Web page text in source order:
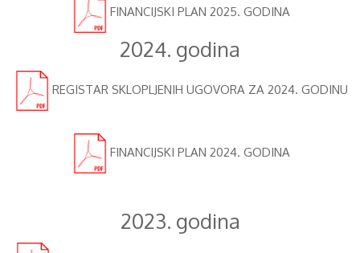
FINANCIJSKI PLAN 2025. GODINA
2024. godina
REGISTAR SKLOPLJENIH UGOVORA ZA 2024. GODINU
FINANCIJSKI PLAN 2024. GODINA
2023. godina